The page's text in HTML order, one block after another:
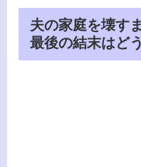
夫の家庭を壊す
最後の結末はど